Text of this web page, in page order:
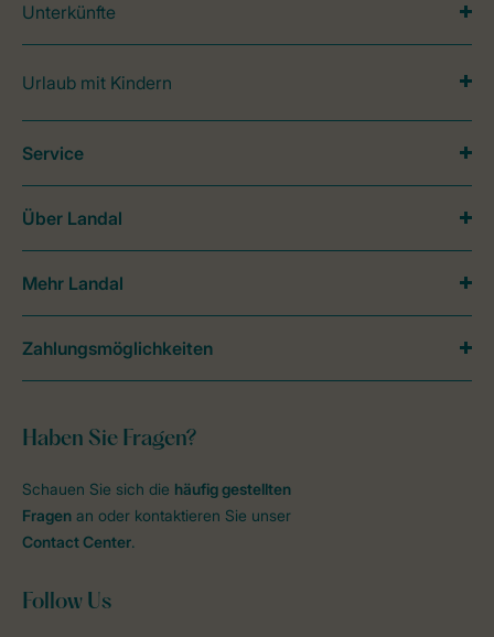
Unterkünfte
Urlaub mit Kindern
Haben Sie Fragen?
Schauen Sie sich die häufig gestellten
Fragen an oder kontaktieren Sie unser
Contact Center.
Follow Us
Service
Über Landal
Mehr Landal
Zahlungsmöglichkeiten